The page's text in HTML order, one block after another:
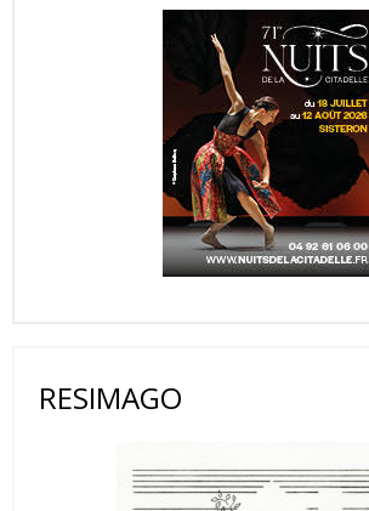
RESIMAGO